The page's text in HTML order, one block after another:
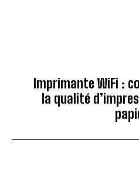
Imprimante WiFi :
la qualité